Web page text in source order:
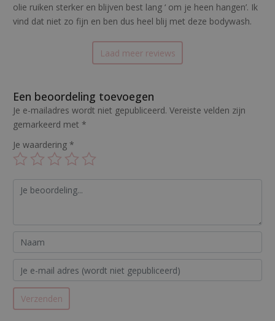
olie ruiken sterker en blijven best lang ‘ om je heen hangen’. Ik
vind dat niet zo fijn en ben dus heel blij met deze bodywash.
Laad meer reviews
Een beoordeling toevoegen
Je e-mailadres wordt niet gepubliceerd. Vereiste velden zijn
gemarkeerd met *
Je waardering *